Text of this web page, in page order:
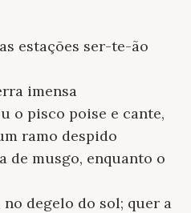
estações ser-te-ão
imensa
o pisco poise e cante,
ramo despido
de musgo, enquanto o
degelo do sol; quer a